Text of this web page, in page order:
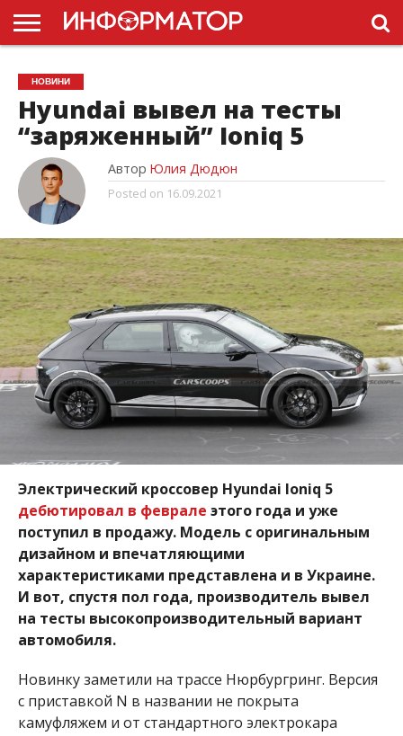
ГОЛОВНА
НОВИНИ
ПДР
УКРАЇНИ
РЕКЛАМА
ПРОЕКТЫ
НОВИНИ
Hyundai вывел на тесты
“заряженный” Ioniq 5
Автор Юлия Дюдюн
Posted on 16.09.2021
Электрический кроссовер Hyundai Ioniq 5
дебютировал в феврале этого года и уже
поступил в продажу. Модель с оригинальным
дизайном и впечатляющими
характеристиками представлена и в Украине.
И вот, спустя пол года, производитель вывел
на тесты высокопроизводительный вариант
автомобиля.
Новинку заметили на трассе Нюрбургринг. Версия
с приставкой N в названии не покрыта
камуфляжем и от стандартного электрокара